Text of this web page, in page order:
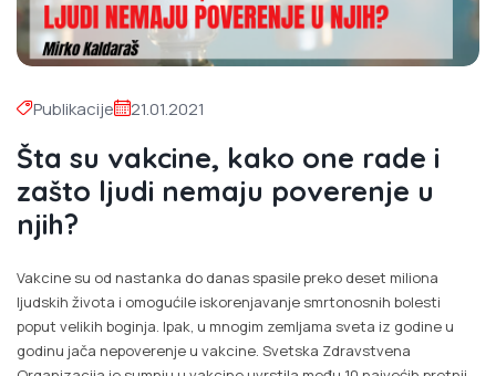
Publikacije 21.01.2021
Šta su vakcine, kako one rade i
zašto ljudi nemaju poverenje u
njih?
Vakcine su od nastanka do danas spasile preko deset miliona
ljudskih života i omogućile iskorenjavanje smrtonosnih bolesti
poput velikih boginja. Ipak, u mnogim zemljama sveta iz godine u
godinu jača nepoverenje u vakcine. Svetska Zdravstvena